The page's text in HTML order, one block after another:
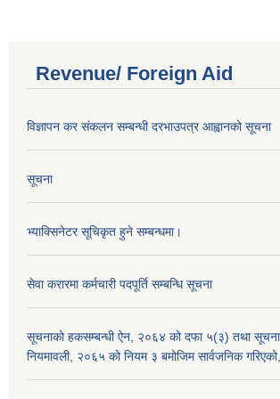
Revenue/ Foreign Aid
विज्ञापन कर संकलन सम्बन्धी दरभाउपत्र आह्वानको सूचना
सूचना
भ्याक्सिनेटर सूचिकृत हुने सम्बन्धमा।
सेवा करारमा कर्मचारी पदपूर्ति सम्बन्धि सूचना
सूचनाको हकसम्बन्धी ऐन, २०६४ को दफा ५(३) तथा
नियमावली, २०६५ को नियम ३ बमोजिम सार्वजनिक